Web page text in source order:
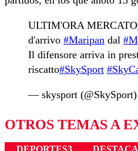
ULTIM'ORA MERCATO
d'arrivo #Maripan dal
Il difensore arriva in
riscatto#SkySport
— skysport (@SkySport)
OTROS TEMAS A